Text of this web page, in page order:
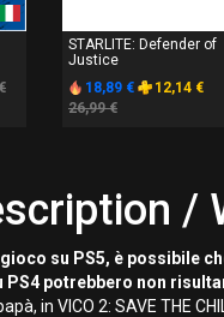
STARLITE: Defender of
Justice
18,89 €
12,14 €
26,99 €
/
su PS5, è possibile
potrebbero non
in VICO 2: SAVE THE